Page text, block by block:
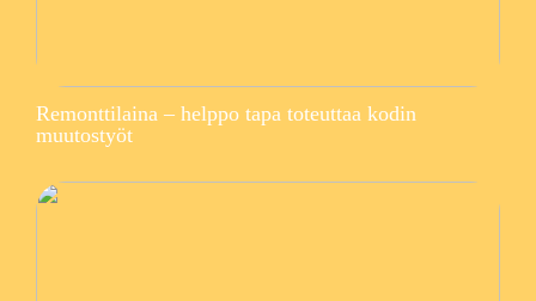
Remonttilaina – helppo tapa toteuttaa kodin
muutostyöt